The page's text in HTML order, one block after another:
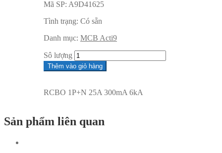
Mã SP: A9D41625
Tình trạng: Có sẵn
Danh mục: MCB Acti9
Sô lượng
Thêm vào giỏ hàng
RCBO 1P+N 25A 300mA 6kA
Sản phẩm liên quan